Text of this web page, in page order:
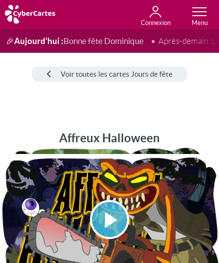
Connexion
Anniversaire
Fête du jour
Amour
Amitié
Merci
Toutes les cartes
🎉Aujourd'hui :Bonne fête Dominique Après-demain :
Voir toutes les cartes Jours de fête
Affreux Halloween
Lire